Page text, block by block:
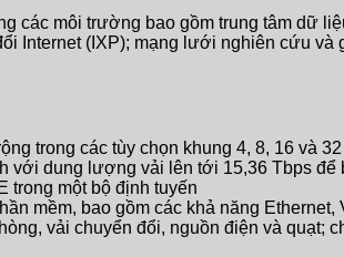
các môi trường bao gồm trung tâm dữ
Internet (IXP); mạng lưới nghiên cứu
trong các tùy chọn khung 4, 8, 16 và
với dung lượng vải lên tới 15,36 Tbps để
trong một bộ định tuyến
mềm, bao gồm các khả năng
vải chuyển đổi, nguồn điện và quạt;